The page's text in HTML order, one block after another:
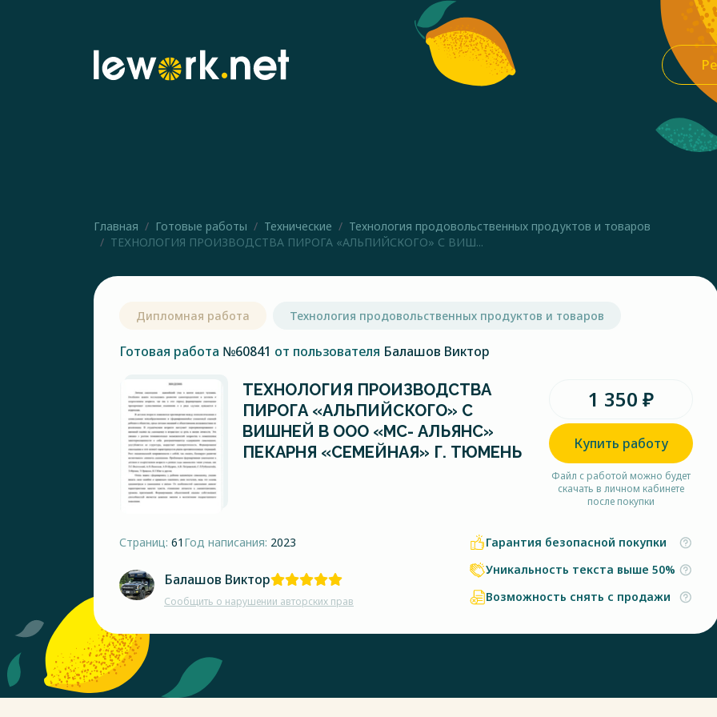
Главная Готовые работы Технические
Технология продовольственных продуктов и товаров
ТЕХНОЛОГИЯ ПРОИЗВОДСТВА ПИРОГА «АЛЬПИЙСКОГО» С ВИШ...
Дипломная работа Технология продовольственных продуктов и товаров
Готовая работа №60841 от пользователя Балашов Виктор
ТЕХНОЛОГИЯ ПРОИЗВОДСТВА
ПИРОГА «АЛЬПИЙСКОГО» С
ВИШНЕЙ В ООО «МС- АЛЬЯНС»
ПЕКАРНЯ «СЕМЕЙНАЯ» Г. ТЮМЕНЬ
1 350 ₽
Купить работу
Файл с работой можно будет
скачать в личном кабинете
после покупки
Страниц: 61 Год написания: 2023
Балашов Виктор
Сообщить о нарушении авторских прав
Гарантия безопасной покупки
Уникальность текста выше 50%
Возможность снять с продажи